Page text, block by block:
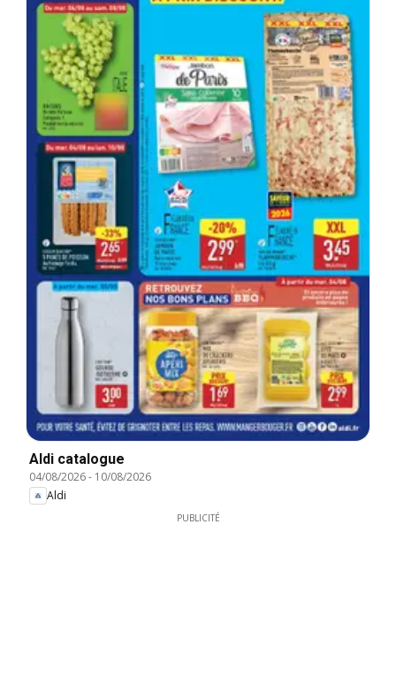
Aldi catalogue
04/08/2026- 10/08/2026
Aldi
PUBLICITÉ